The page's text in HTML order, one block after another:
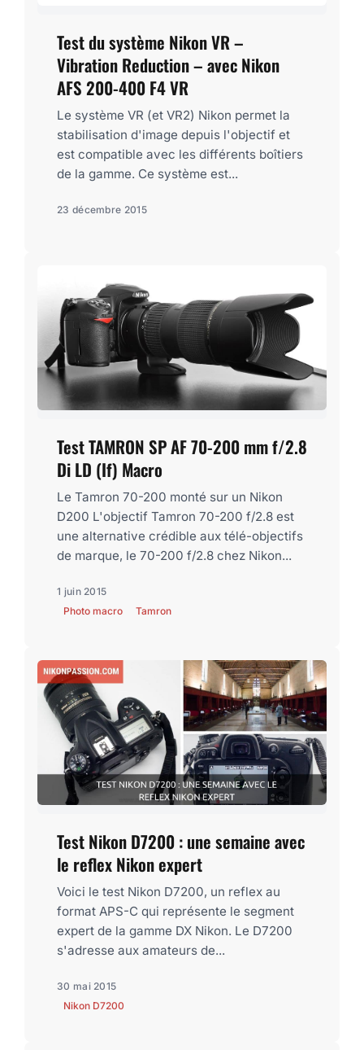
Test du système Nikon VR –
Vibration Reduction – avec Nikon
AFS 200-400 F4 VR
Le système VR (et VR2) Nikon permet la
stabilisation d'image depuis l'objectif et
est compatible avec les différents boîtiers
de la gamme. Ce système est...
23 décembre 2015
Test TAMRON SP AF 70-200 mm f/2.8
Di LD (If) Macro
Le Tamron 70-200 monté sur un Nikon
D200 L'objectif Tamron 70-200 f/2.8 est
une alternative crédible aux télé-objectifs
de marque, le 70-200 f/2.8 chez Nikon...
1 juin 2015
Photo macro
Tamron
Test Nikon D7200 : une semaine avec
le reflex Nikon expert
Voici le test Nikon D7200, un reflex au
format APS-C qui représente le segment
expert de la gamme DX Nikon. Le D7200
s'adresse aux amateurs de...
30 mai 2015
Nikon D7200